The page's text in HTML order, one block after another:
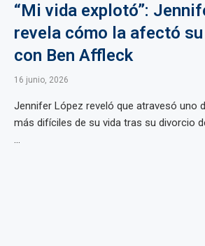
“Mi vida explotó”:
revela cómo la afectó
con Ben Affleck
16 junio, 2026
Jennifer López reveló que atravesó uno
más difíciles de su vida tras su divorcio
...